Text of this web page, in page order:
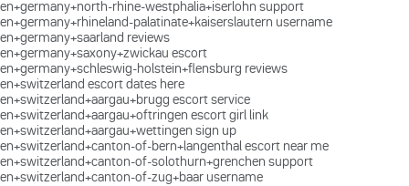
en+germany+north-rhine-westphalia+iserlohn support
en+germany+rhineland-palatinate+kaiserslautern username
en+germany+saarland reviews
en+germany+saxony+zwickau escort
en+germany+schleswig-holstein+flensburg reviews
en+switzerland escort dates here
en+switzerland+aargau+brugg escort service
en+switzerland+aargau+oftringen escort girl link
en+switzerland+aargau+wettingen sign up
en+switzerland+canton-of-bern+langenthal escort near me
en+switzerland+canton-of-solothurn+grenchen support
en+switzerland+canton-of-zug+baar username